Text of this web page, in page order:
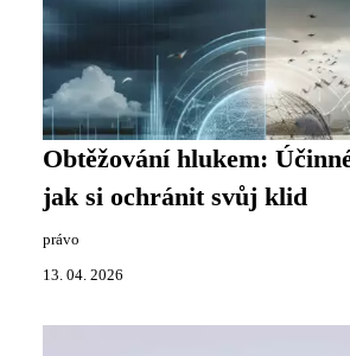
Obtěžování hlukem:
jak si ochránit svůj klid
právo
13. 04. 2026